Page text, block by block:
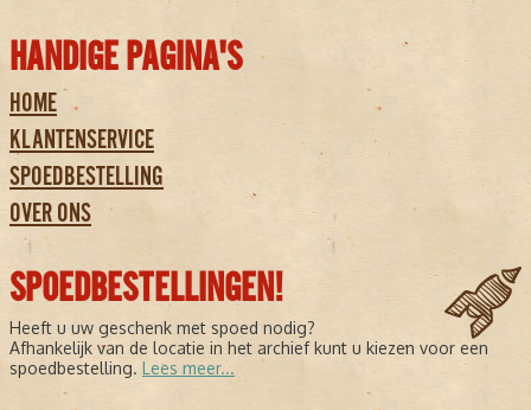
HANDIGE PAGINA'S
HOME
KLANTENSERVICE
SPOEDBESTELLING
OVER ONS
SPOEDBESTELLINGEN!
Heeft u uw geschenk met spoed nodig?
Afhankelijk van de locatie in het archief kunt u kiezen voor een
spoedbestelling. Lees meer...